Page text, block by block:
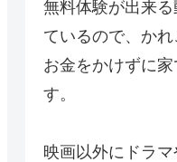
無料体験が出来
ているので、か
お金をかけずに
す。
映画以外にドラ